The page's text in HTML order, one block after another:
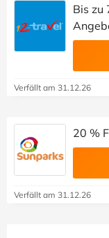
Bis zu
Verfällt am 31.12.26
20 %
Verfällt am 31.12.26